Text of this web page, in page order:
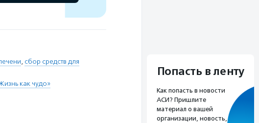
, сбор средств для
как чудо»
Попасть в ленту
Как попасть в новости
АСИ? Пришлите
материал о вашей
организации, новость,